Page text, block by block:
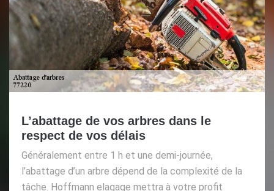
L’abattage de vos arbres dans le
respect de vos délais
Généralement entre 1 h et une demi-journée,
l’abattage d’un arbre dépend de la complexité de la
tâche. Hoffmann elagage mettra à votre profit